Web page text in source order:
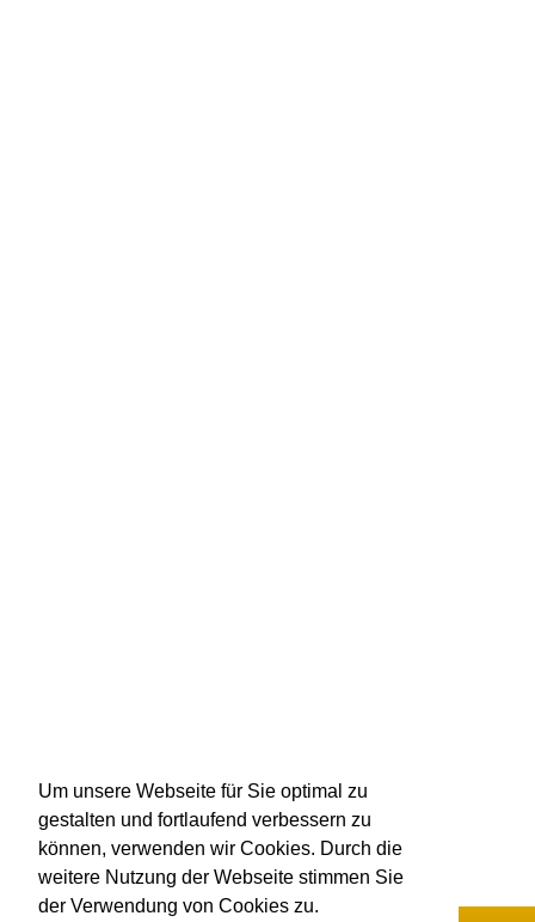
Um unsere Webseite für Sie optimal zu
gestalten und fortlaufend verbessern zu
können, verwenden wir Cookies. Durch die
weitere Nutzung der Webseite stimmen Sie
der Verwendung von Cookies zu.